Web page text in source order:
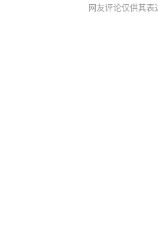
网友评论仅供其